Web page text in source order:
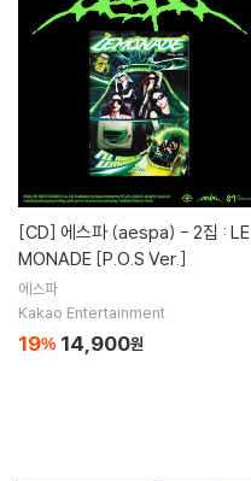
[CD] 에스파 (aespa) - 2집 : LE
MONADE [P.O.S Ver.]
에스파
Kakao Entertainment
19% 14,900원